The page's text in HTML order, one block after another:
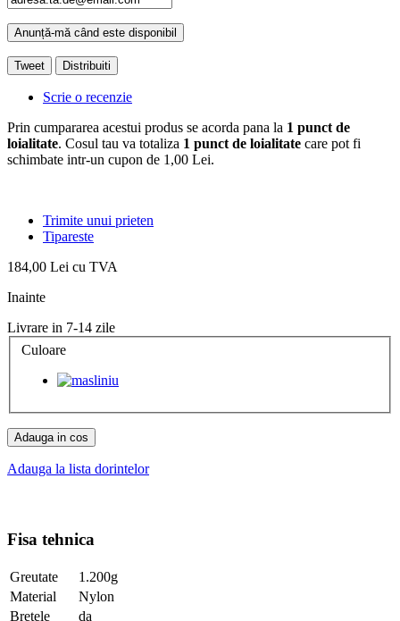
Anunță-mă când este disponibil
Tweet Distribuiti
Scrie o recenzie
Prin cumpararea acestui produs se acorda pana la 1 punct de
loialitate. Cosul tau va totaliza 1 punct de loialitate care pot fi
schimbate intr-un cupon de 1,00 Lei.
Trimite unui prieten
Tipareste
184,00 Lei cu TVA
Inainte
Livrare in 7-14 zile
Culoare
Adauga in cos
Adauga la lista dorintelor
Fisa tehnica
Greutate
1.200g
Material
Nylon
Bretele
da